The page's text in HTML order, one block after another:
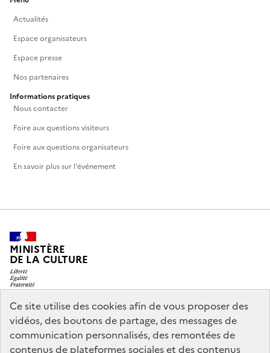
Ce site utilise des cookies afin de vous proposer des
vidéos, des boutons de partage, des messages de
communication personnalisés, des remontées de
contenus de plateformes sociales et des contenus
Actualités
Espace organisateurs
Espace presse
Nos partenaires
Informations pratiques
Nous contacter
Foire aux questions visiteurs
Foire aux questions organisateurs
En savoir plus sur l'événement
MINISTÈRE
DE LA CULTURE
legifrance.gouv.fr
info.gouv.fr
service-public.gouv.fr
data.gouv.fr